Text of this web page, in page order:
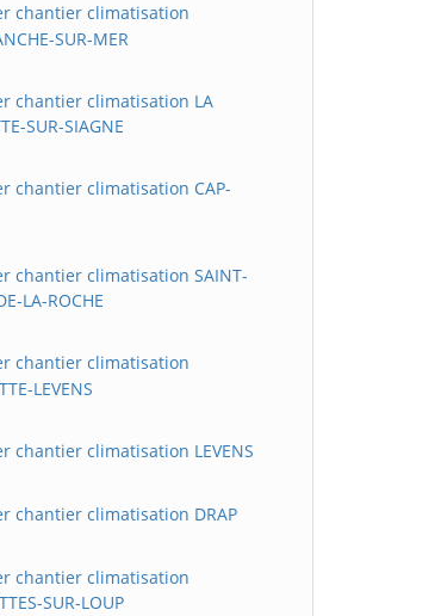
chantier climatisation
SUR-MER
chantier climatisation LA
SUR-SIAGNE
chantier climatisation CAP-
chantier climatisation SAINT-
LA-ROCHE
chantier climatisation
LEVENS
chantier climatisation LEVENS
chantier climatisation DRAP
chantier climatisation
SUR-LOUP